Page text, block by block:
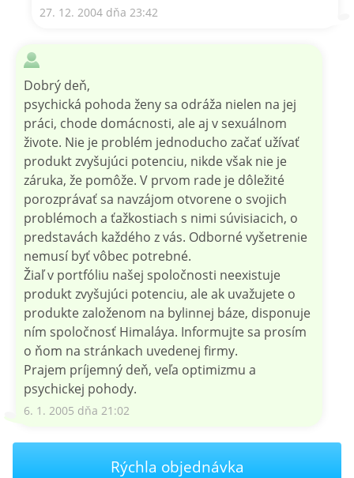
27. 12. 2004 dňa 23:42
Dobrý deň,
psychická pohoda ženy sa odráža nielen na jej
práci, chode domácnosti, ale aj v sexuálnom
živote. Nie je problém jednoducho začať užívať
produkt zvyšujúci potenciu, nikde však nie je
záruka, že pomôže. V prvom rade je dôležité
porozprávať sa navzájom otvorene o svojich
problémoch a ťažkostiach s nimi súvisiacich, o
predstavách každého z vás. Odborné vyšetrenie
nemusí byť vôbec potrebné.
Žiaľ v portfóliu našej spoločnosti neexistuje
produkt zvyšujúci potenciu, ale ak uvažujete o
produkte založenom na bylinnej báze, disponuje
ním spoločnosť Himaláya. Informujte sa prosím
o ňom na stránkach uvedenej firmy.
Prajem príjemný deň, veľa optimizmu a
psychickej pohody.
6. 1. 2005 dňa 21:02
Rýchla objednávka